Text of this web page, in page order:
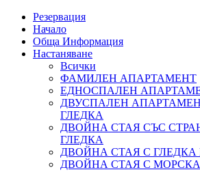
Резервация
Начало
Обща Информация
Настаняване
Всички
ФАМИЛЕН АПАРТАМЕНТ
ЕДНОСПАЛЕН
ДВУСПАЛЕН
ГЛЕДКА
ДВОЙНА СТАЯ СЪС
ГЛЕДКА
ДВОЙНА СТАЯ С
ДВОЙНА СТАЯ С